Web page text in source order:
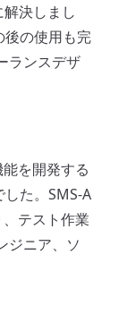
決しまし
後の使用も完
ランスデザ
を開発する
た。SMS-A
テスト作業
ジニア、ソ